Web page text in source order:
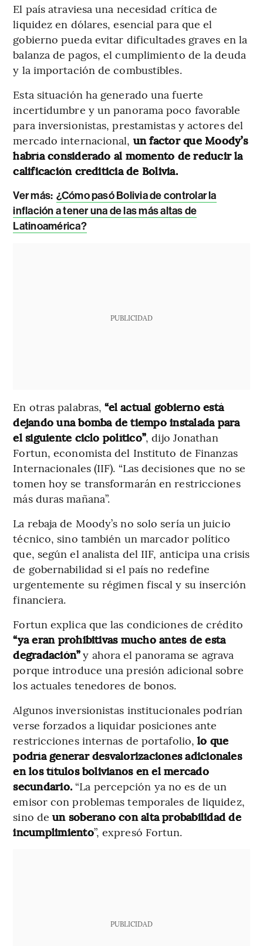
El país atraviesa una necesidad crítica de
liquidez en dólares, esencial para que el
gobierno pueda evitar dificultades graves en la
balanza de pagos, el cumplimiento de la deuda
y la importación de combustibles.
Esta situación ha generado una fuerte
incertidumbre y un panorama poco favorable
para inversionistas, prestamistas y actores del
mercado internacional, un factor que Moody’s
habría considerado al momento de reducir la
calificación crediticia de Bolivia.
Ver más: ¿Cómo pasó Bolivia de controlar la
inflación a tener una de las más altas de
Latinoamérica?
PUBLICIDAD
En otras palabras,“el actual gobierno está
dejando una bomba de tiempo instalada para
el siguiente ciclo político”, dijo Jonathan
Fortun, economista del Instituto de Finanzas
Internacionales (IIF). “Las decisiones que no se
tomen hoy se transformarán en restricciones
más duras mañana”.
La rebaja de Moody’s no solo sería un juicio
técnico, sino también un marcador político
que, según el analista del IIF, anticipa una crisis
de gobernabilidad si el país no redefine
urgentemente su régimen fiscal y su inserción
financiera.
Fortun explica que las condiciones de crédito
“ya eran prohibitivas mucho antes de esta
degradación”y ahora el panorama se agrava
porque introduce una presión adicional sobre
los actuales tenedores de bonos.
Algunos inversionistas institucionales podrían
verse forzados a liquidar posiciones ante
restricciones internas de portafolio,lo que
podría generar desvalorizaciones adicionales
en los títulos bolivianos en el mercado
secundario. “La percepción ya no es de un
emisor con problemas temporales de liquidez,
sino deun soberano con alta probabilidad de
incumplimiento”, expresó Fortun.
PUBLICIDAD